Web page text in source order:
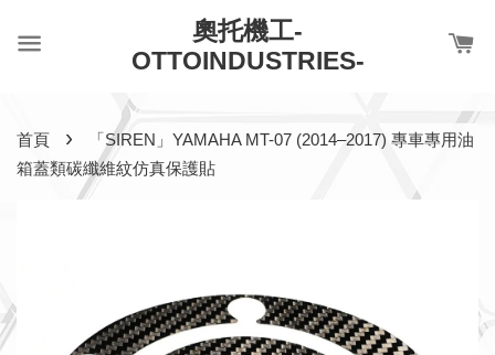
奧托機工-
OTTOINDUSTRIES-
首頁 ›
「SIREN」YAMAHA MT-07 (2014–2017) 專車專用油
箱蓋類碳纖維紋仿真保護貼